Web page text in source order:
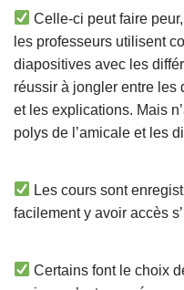
Celle-ci peut faire
les professeurs utilisent
diapositives avec les
réussir à jongler entre les
et les explications. Mais
polys de l’amicale et les
Les cours sont
facilement y avoir accès
Certains font le choix